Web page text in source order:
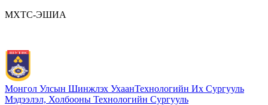
МХТС-ЭШИА
Монгол Улсын Шинжлэх УхаанТехнологийн Их Сургууль
Мэдээлэл, Холбооны Технологийн Сургууль